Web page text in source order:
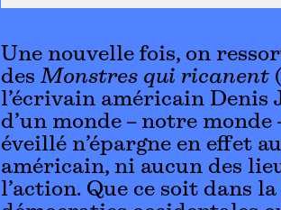
Une nouvelle fois, on
des Monstres qui ricanent
l’écrivain américain Denis
d’un monde – notre
éveillé n’épargne en effet
américain, ni aucun des
l’action. Que ce soit dans